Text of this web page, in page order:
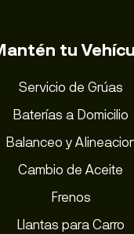
tu
Servicio de Grúas
Baterías a Domicilio
Balanceo y
Cambio de Aceite
Frenos
Llantas para Carro